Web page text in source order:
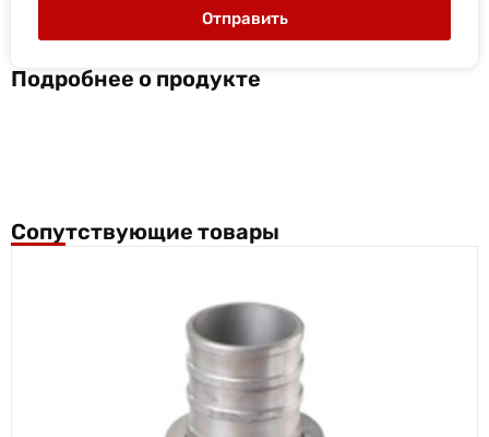
Отправить
Подробнее о продукте
Сопутствующие товары